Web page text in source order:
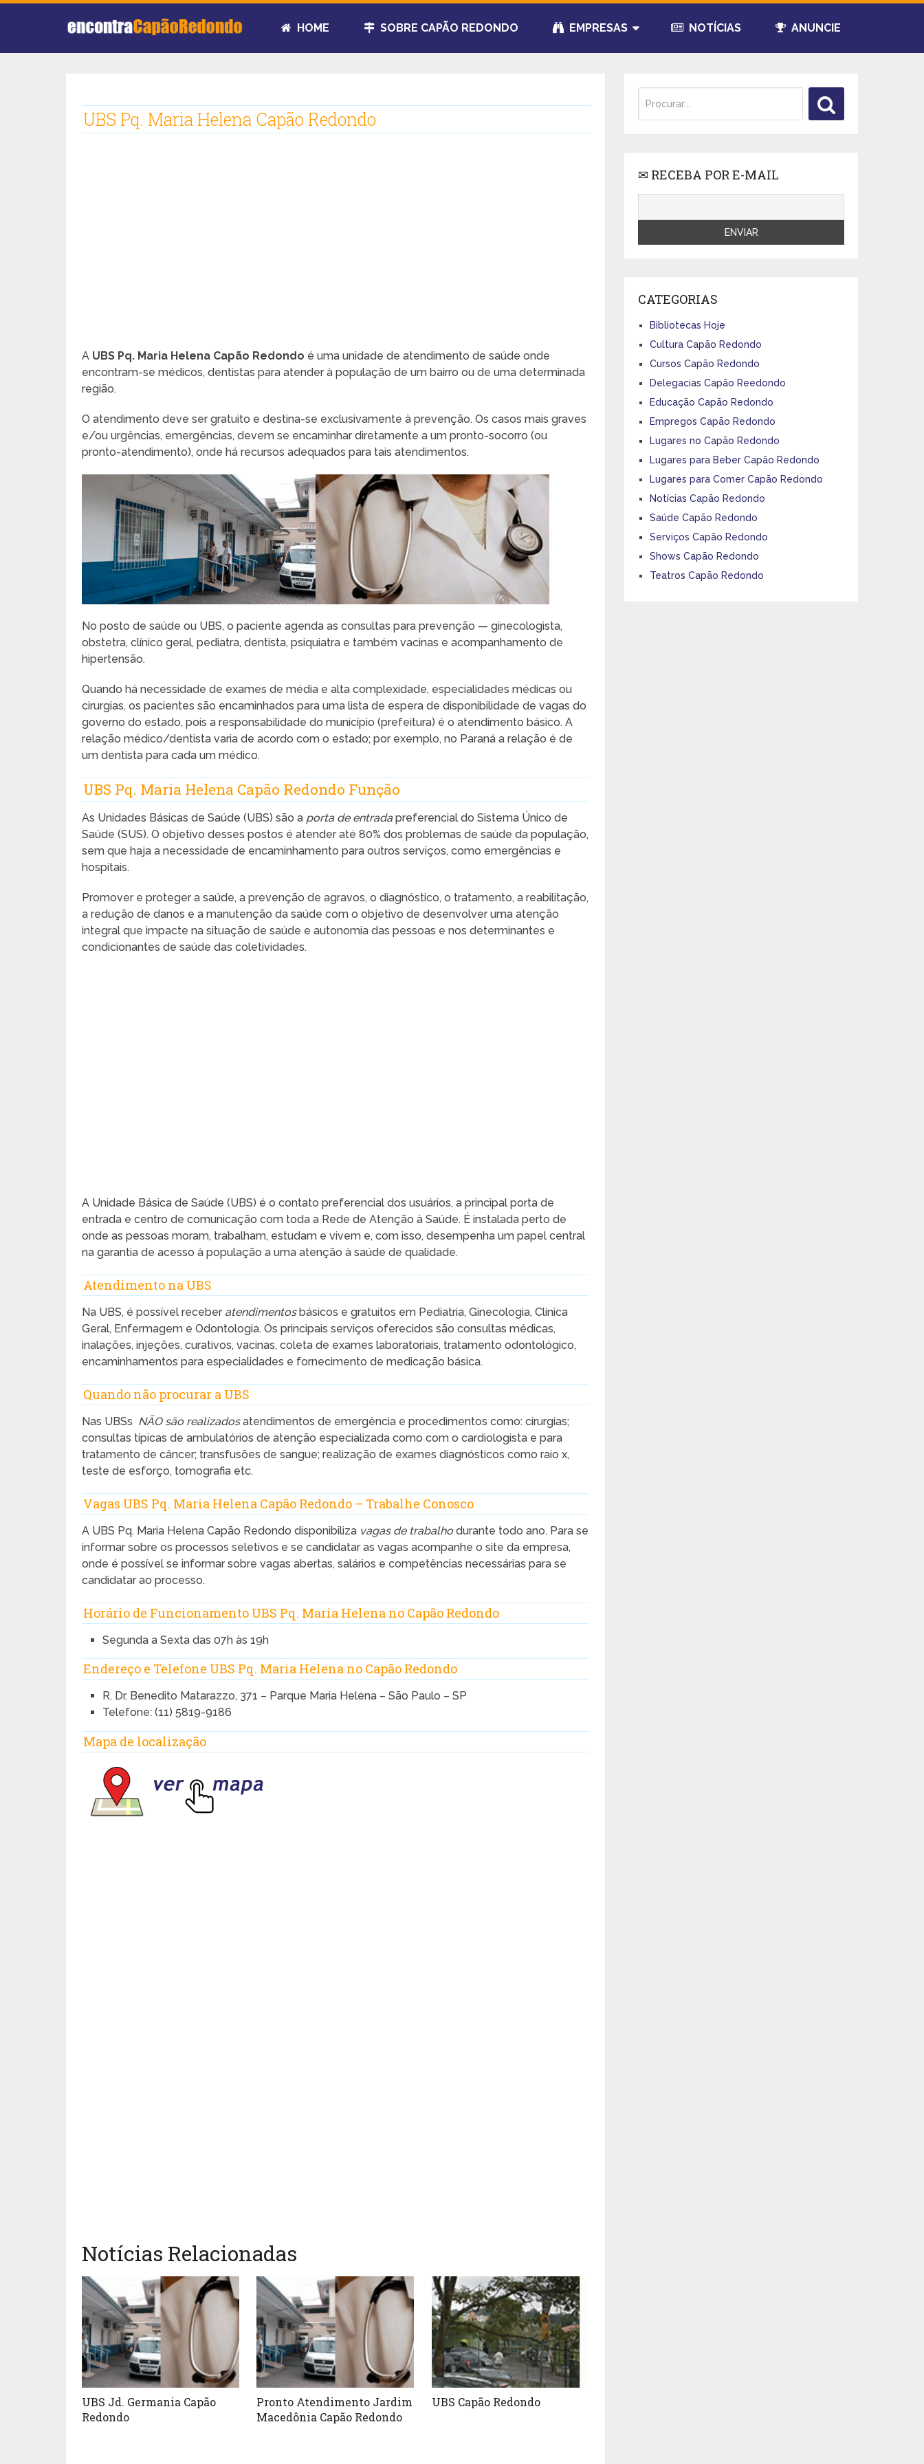
HOME SOBRE CAPÃO REDONDO EMPRESAS NOTÍCIAS ANUNCIE
UBS Pq. Maria Helena Capão Redondo
A UBS Pq. Maria Helena Capão Redondo é uma unidade de atendimento de saúde onde
encontram-se médicos, dentistas para atender à população de um bairro ou de uma determinada
região.
O atendimento deve ser gratuito e destina-se exclusivamente à prevenção. Os casos mais graves
e/ou urgências, emergências, devem se encaminhar diretamente a um pronto-socorro (ou
pronto-atendimento), onde há recursos adequados para tais atendimentos.
No posto de saúde ou UBS, o paciente agenda as consultas para prevenção — ginecologista,
obstetra, clínico geral, pediatra, dentista, psiquiatra e também vacinas e acompanhamento de
hipertensão.
Quando há necessidade de exames de média e alta complexidade, especialidades médicas ou
cirurgias, os pacientes são encaminhados para uma lista de espera de disponibilidade de vagas do
governo do estado, pois a responsabilidade do município (prefeitura) é o atendimento básico. A
relação médico/dentista varia de acordo com o estado; por exemplo, no Paraná a relação é de
um dentista para cada um médico.
UBS Pq. Maria Helena Capão Redondo Função
As Unidades Básicas de Saúde (UBS) são a porta de entradapreferencial do Sistema Único de
Saúde (SUS). O objetivo desses postos é atender até 80% dos problemas de saúde da população,
sem que haja a necessidade de encaminhamento para outros serviços, como emergências e
hospitais.
Promover e proteger a saúde, a prevenção de agravos, o diagnóstico, o tratamento, a reabilitação,
a redução de danos e a manutenção da saúde com o objetivo de desenvolver uma atenção
integral que impacte na situação de saúde e autonomia das pessoas e nos determinantes e
condicionantes de saúde das coletividades.
A Unidade Básica de Saúde (UBS) é o contato preferencial dos usuários, a principal porta de
entrada e centro de comunicação com toda a Rede de Atenção à Saúde. É instalada perto de
onde as pessoas moram, trabalham, estudam e vivem e, com isso, desempenha um papel central
na garantia de acesso à população a uma atenção à saúde de qualidade.
Atendimento na UBS
Na UBS, é possível receber atendimentosbásicos e gratuitos em Pediatria, Ginecologia, Clínica
Geral, Enfermagem e Odontologia. Os principais serviços oferecidos são consultas médicas,
inalações, injeções, curativos, vacinas, coleta de exames laboratoriais, tratamento odontológico,
encaminhamentos para especialidades e fornecimento de medicação básica.
Quando não procurar a UBS
Nas UBSs NÃO são realizadosatendimentos de emergência e procedimentos como: cirurgias;
consultas típicas de ambulatórios de atenção especializada como com o cardiologista e para
tratamento de câncer; transfusões de sangue; realização de exames diagnósticos como raio x,
teste de esforço, tomografia etc.
Vagas UBS Pq. Maria Helena Capão Redondo – Trabalhe Conosco
A UBS Pq. Maria Helena Capão Redondo disponibiliza vagas de trabalhodurante todo ano. Para se
informar sobre os processos seletivos e se candidatar as vagas acompanhe o site da empresa,
onde é possível se informar sobre vagas abertas, salários e competências necessárias para se
candidatar ao processo.
Horário de Funcionamento UBS Pq. Maria Helena no Capão Redondo
Segunda a Sexta das 07h às 19h
Endereço e Telefone UBS Pq. Maria Helena no Capão Redondo
R. Dr. Benedito Matarazzo, 371 – Parque Maria Helena – São Paulo – SP
Telefone: (11) 5819-9186
Mapa de localização
Notícias Relacionadas
UBS Jd. Germania Capão
Redondo
Pronto Atendimento Jardim
Macedônia Capão Redondo
UBS Capão Redondo
✉ RECEBA POR E-MAIL
CATEGORIAS
Bibliotecas Hoje
Cultura Capão Redondo
Cursos Capão Redondo
Delegacias Capão Reedondo
Educação Capão Redondo
Empregos Capão Redondo
Lugares no Capão Redondo
Lugares para Beber Capão Redondo
Lugares para Comer Capão Redondo
Notícias Capão Redondo
Saúde Capão Redondo
Serviços Capão Redondo
Shows Capão Redondo
Teatros Capão Redondo